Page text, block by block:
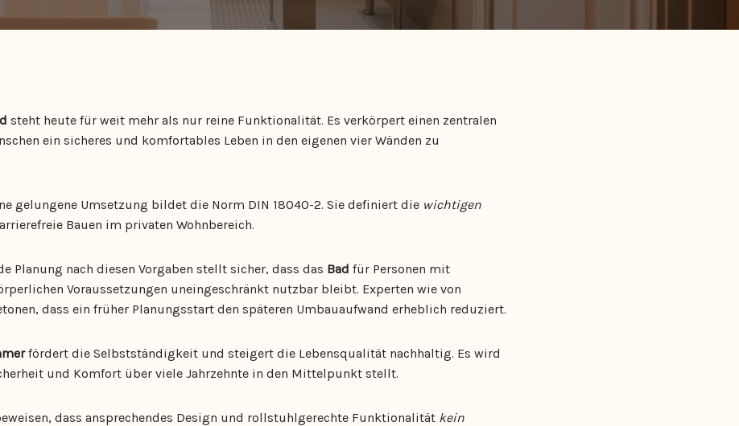
steht heute für weit mehr als nur reine Funktionalität. Es verkörpert einen zentralen
ein sicheres und komfortables Leben in den eigenen vier Wänden zu
gelungene Umsetzung bildet die Norm DIN 18040-2. Sie definiert die wichtigen
Bauen im privaten Wohnbereich.
Planung nach diesen Vorgaben stellt sicher, dass das Bad für Personen mit
Voraussetzungen uneingeschränkt nutzbar bleibt. Experten wie von
dass ein früher Planungsstart den späteren Umbauaufwand erheblich reduziert.
fördert die Selbstständigkeit und steigert die Lebensqualität nachhaltig. Es wird
und Komfort über viele Jahrzehnte in den Mittelpunkt stellt.
dass ansprechendes Design und rollstuhlgerechte Funktionalität kein